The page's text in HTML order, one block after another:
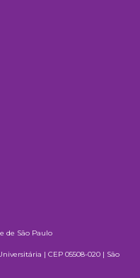
de São Paulo
| CEP 05508-020 | São